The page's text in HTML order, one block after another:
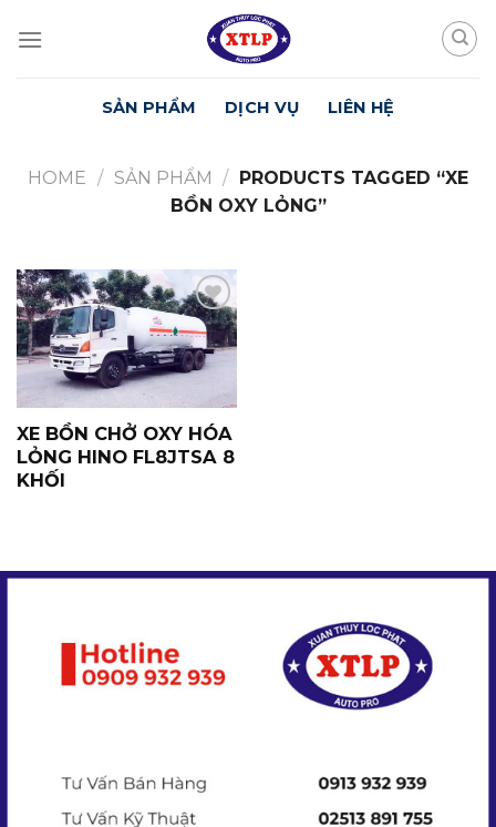
SẢN PHẨM DỊCH VỤ LIÊN HỆ
HOME / SẢN PHẨM / PRODUCTS TAGGED “XE
BỒN OXY LỎNG”
Yêu
Thích
XE BỒN CHỞ OXY HÓA
LỎNG HINO FL8JTSA 8
KHỐI